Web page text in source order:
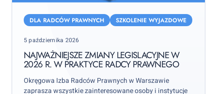
zmiany
2026
praktyce
DLA RADCÓW PRAWNYCH SZKOLENIE WYJAZDOWE
Posted
5 października 2026
NAJWAŻNIEJSZE ZMIANY LEGISLACYJNE W
2026 R. W PRAKTYCE RADCY PRAWNEGO
Okręgowa Izba Radców Prawnych w Warszawie
zaprasza wszystkie zainteresowane osoby i instytucje